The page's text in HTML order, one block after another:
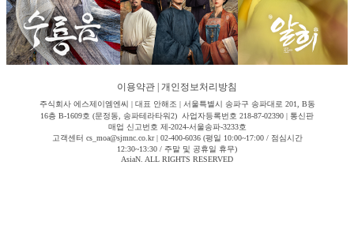
이용약관 개인정보처리방침
주식회사 에스제이엠엔씨 | 대표 안해조 | 서울특별시 송파구 송파대로 201, B동
16층 B-1609호 (문정동, 송파테라타워2) 사업자등록번호 218-87-02390 | 통신판
매업 신고번호 제-2024-서울송파-3233호
고객센터 cs_moa@sjmnc.co.kr | 02-400-6036 (평일 10:00~17:00 / 점심시간
12:30~13:30 / 주말 및 공휴일 휴무)
AsiaN. ALL RIGHTS RESERVED